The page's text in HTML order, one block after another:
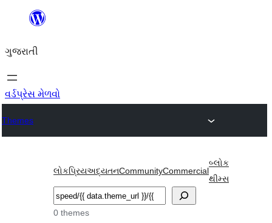
કંટેન્ટ(લખાણ)
જાઓ
ગુજરાતી
વર્ડપ્રેસ મેળવો
Themes
લોકપ્રિયઅદ્યતનCommunityCommercial
બ્લોક
થીમ્સ
શોધો
0 themes